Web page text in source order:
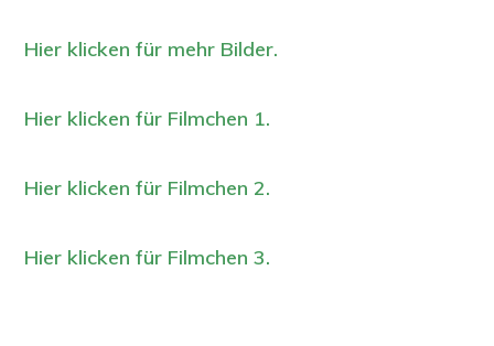
Hier klicken für mehr Bilder.
Hier klicken für Filmchen 1.
Hier klicken für Filmchen 2.
Hier klicken für Filmchen 3.